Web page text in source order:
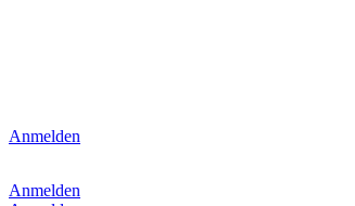
Anmelden
Anmelden